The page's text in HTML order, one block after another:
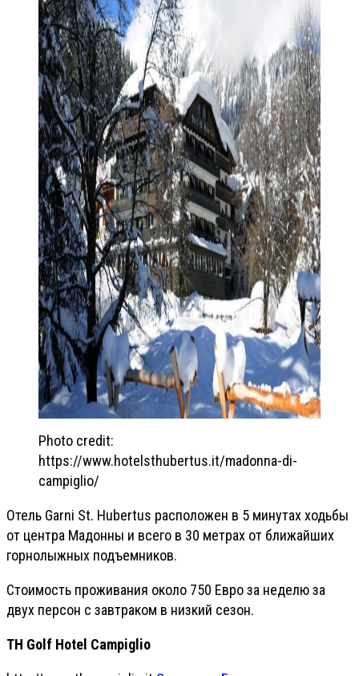
Photo credit:
https://www.hotelsthubertus.it/madonna-di-
campiglio/
Отель Garni St. Hubertus расположен в 5 минутах ходьбы
от центра Мадонны и всего в 30 метрах от ближайших
горнолыжных подъемников.
Стоимость проживания около 750 Евро за неделю за
двух персон с завтраком в низкий сезон.
TH Golf Hotel Campiglio